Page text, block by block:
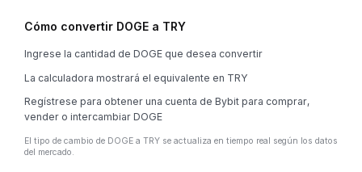
Cómo convertir DOGE a TRY
Ingrese la cantidad de DOGE que desea convertir
La calculadora mostrará el equivalente en TRY
Regístrese para obtener una cuenta de Bybit para comprar,
vender o intercambiar DOGE
El tipo de cambio de DOGE a TRY se actualiza en tiempo real según los datos
del mercado.